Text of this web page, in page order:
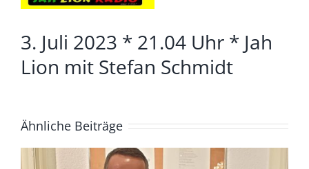
3. Juli 2023 * 21.04 Uhr * Jah
Lion mit Stefan Schmidt
Ähnliche Beiträge
4. August *20.04. Uhr*